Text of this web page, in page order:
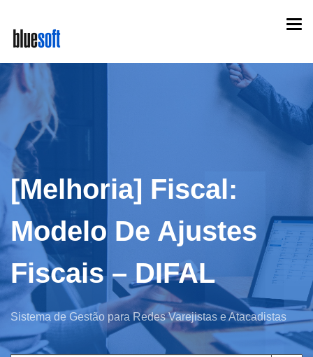
main
content
[Melhoria] Fiscal:
Modelo De Ajustes
Fiscais – DIFAL
Sistema de Gestão para Redes Varejistas e Atacadistas